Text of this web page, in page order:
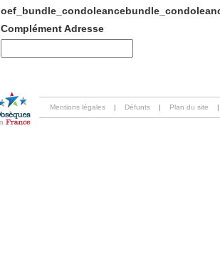
Complément Adresse
Mentions légales | Défunts | Plan du site |